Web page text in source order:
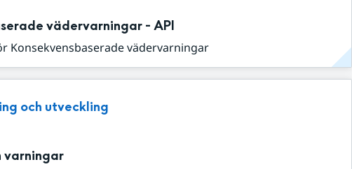
vädervarningar - API
Konsekvensbaserade vädervarningar
och utveckling
varningar